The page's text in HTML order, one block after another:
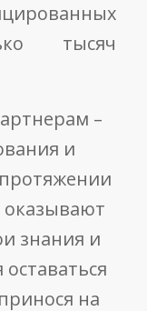
тысяч
–
и
оказывают
знания и
на